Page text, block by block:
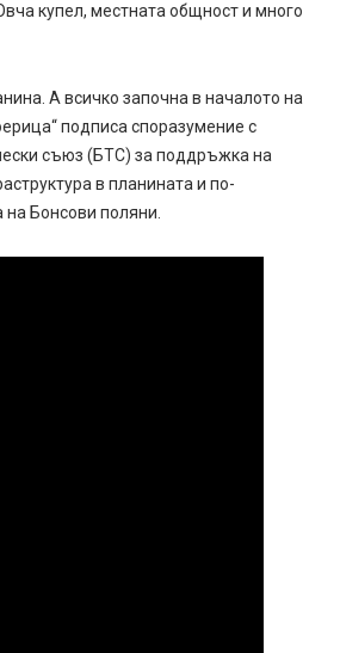
купел, местната общност и много
А всичко започна в началото на
подписа споразумение с
съюз (БТС) за поддръжка на
в планината и по-
Бонсови поляни.